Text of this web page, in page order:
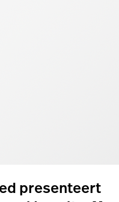
presenteert